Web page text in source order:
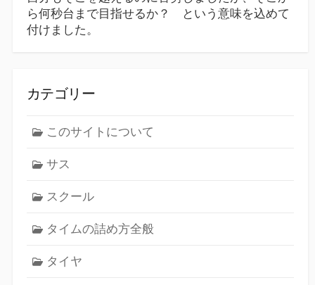
ら何秒台まで目指せるか？ という意味を込めて
付けました。
カテゴリー
このサイトについて
サス
スクール
タイムの詰め方全般
タイヤ